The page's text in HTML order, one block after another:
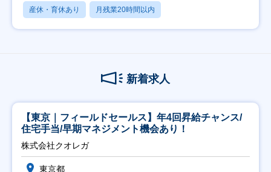
産休・育休あり 月残業20時間以内
新着求人
【東京｜フィールドセールス】年4回昇給チャンス/
住宅手当/早期マネジメント機会あり！
株式会社クオレガ
東京都